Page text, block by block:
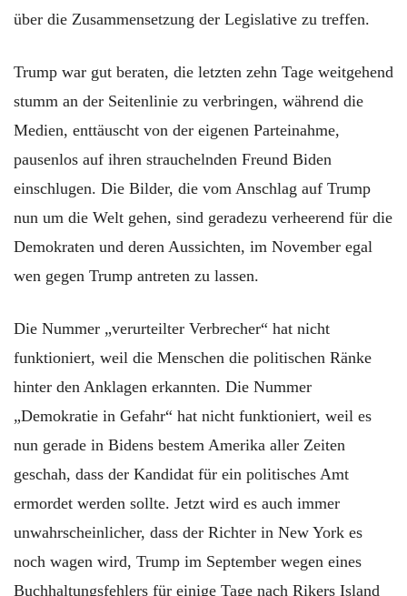
über die Zusammensetzung der Legislative zu treffen.
Trump war gut beraten, die letzten zehn Tage weitgehend
stumm an der Seitenlinie zu verbringen, während die
Medien, enttäuscht von der eigenen Parteinahme,
pausenlos auf ihren strauchelnden Freund Biden
einschlugen. Die Bilder, die vom Anschlag auf Trump
nun um die Welt gehen, sind geradezu verheerend für die
Demokraten und deren Aussichten, im November egal
wen gegen Trump antreten zu lassen.
Die Nummer „verurteilter Verbrecher“ hat nicht
funktioniert, weil die Menschen die politischen Ränke
hinter den Anklagen erkannten. Die Nummer
„Demokratie in Gefahr“ hat nicht funktioniert, weil es
nun gerade in Bidens bestem Amerika aller Zeiten
geschah, dass der Kandidat für ein politisches Amt
ermordet werden sollte. Jetzt wird es auch immer
unwahrscheinlicher, dass der Richter in New York es
noch wagen wird, Trump im September wegen eines
Buchhaltungsfehlers für einige Tage nach Rikers Island